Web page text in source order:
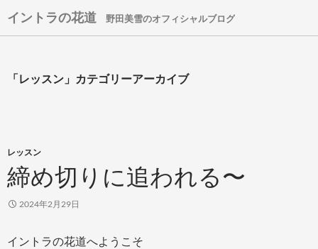
イントラの花道 野田美雪のオフィシャルブログ
ン
ッ
プ
「レッスン」カテゴリーアーカイブ
レッスン
締め切りに追われる〜
2024年2月29日
イントラの花道へようこそ